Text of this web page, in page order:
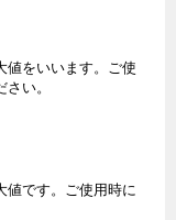
値をいいます。ご使
い。
値です。ご使用時に